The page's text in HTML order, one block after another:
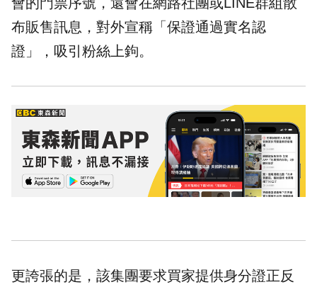
布販售訊息，對外宣稱「保證通過實名認
證」，吸引粉絲上鉤。
更誇張的是，該集團要求買家提供身分證正反